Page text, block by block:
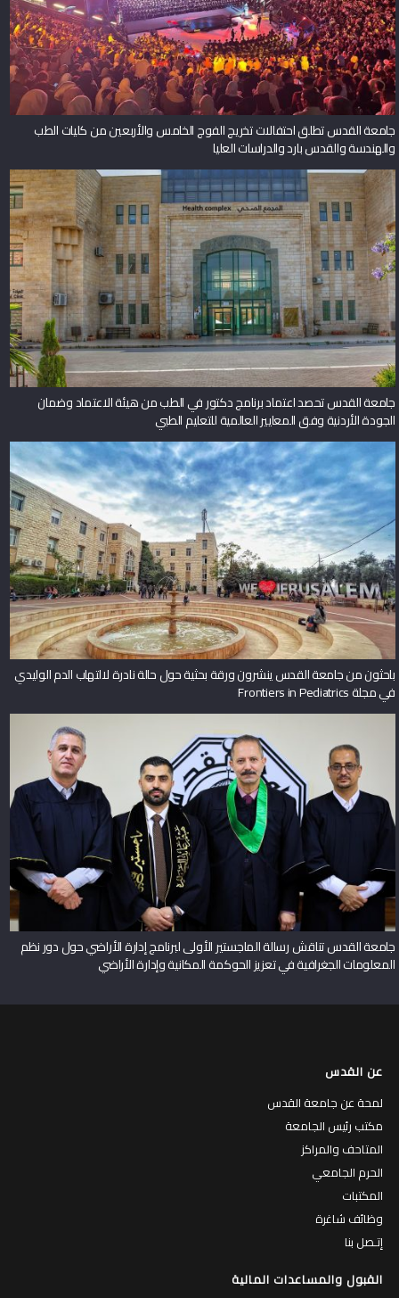
جامعة القدس تطلق احتفالات تخريج الفوج الخامس والأربعين من كليات الطب
والهندسة والقدس بارد والدراسات العليا
جامعة القدس تحصد اعتماد برنامج دكتور في الطب من هيئة الاعتماد وضمان
الجودة الأردنية وفق المعايير العالمية للتعليم الطبي
باحثون من جامعة القدس ينشرون ورقة بحثية حول حالة نادرة لالتهاب الدم الوليدي
في مجلة Frontiers in Pediatrics
جامعة القدس تناقش رسالة الماجستير الأولى لبرنامج إدارة الأراضي حول دور نظم
المعلومات الجغرافية في تعزيز الحوكمة المكانية وإدارة الأراضي
عن القدس
لمحة عن جامعة القدس
مكتب رئيس الجامعة
المتاحف والمراكز
الحرم الجامعي
المكتبات
وظائف شاغرة
إتـصل بنا
القبول والمساعدات المالية